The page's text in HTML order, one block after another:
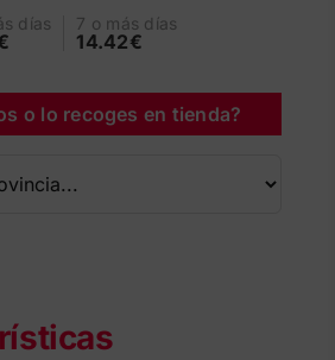
días 7 o más días
14.42€
o lo recoges en tienda?